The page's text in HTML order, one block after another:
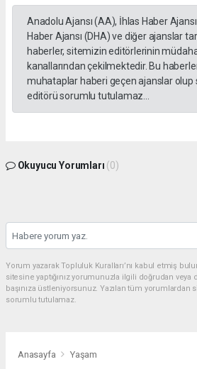
Anadolu Ajansı (AA), İhlas Haber
Haber Ajansı (DHA) ve diğer ajanslar
haberler, sitemizin editörlerinin
kanallarından çekilmektedir. Bu
muhataplar haberi geçen ajanslar olup
editörü sorumlu tutulamaz...
Okuyucu Yorumları (0)
Yorum yazarak Topluluk Kuralları’nı kabul etmiş
sitesine yaptığınız yorumunuzla ilgili doğrudan
başınıza üstleniyorsunuz. Yazılan tüm
sorumlu tutulamaz.
Anasayfa Yaşam